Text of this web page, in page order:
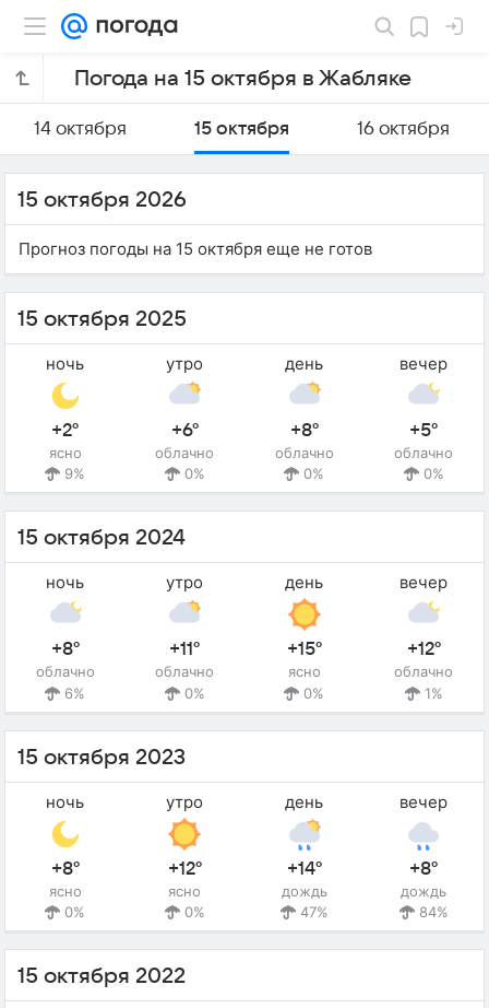
Погода на 15 октября в Жабляке
14 октября 15 октября 16 октября
15 октября 2026
Прогноз погоды на 15 октября еще не готов
15 октября 2025
ночь
+2°
ясно
9%
утро
+6°
облачно
0%
день
+8°
облачно
0%
вечер
+5°
облачно
0%
15 октября 2024
ночь
+8°
облачно
6%
утро
+11°
облачно
0%
день
+15°
ясно
0%
вечер
+12°
облачно
1%
15 октября 2023
ночь
+8°
ясно
0%
утро
+12°
ясно
0%
день
+14°
дождь
47%
вечер
+8°
дождь
84%
15 октября 2022